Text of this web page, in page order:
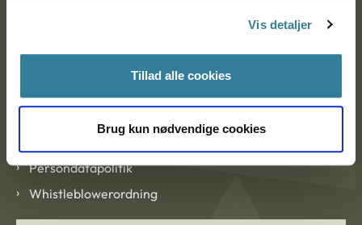
Vis detaljer
Tillad alle cookies
Brug kun nødvendige cookies
Persondatapolitik
Whistleblowerordning